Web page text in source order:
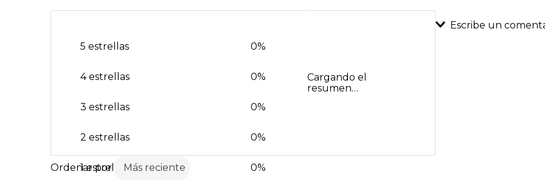
Cargando el
resumen…
5 estrellas 0%
4 estrellas 0%
3 estrellas 0%
2 estrellas 0%
1 estrella 0%
Escribe un
Más reciente